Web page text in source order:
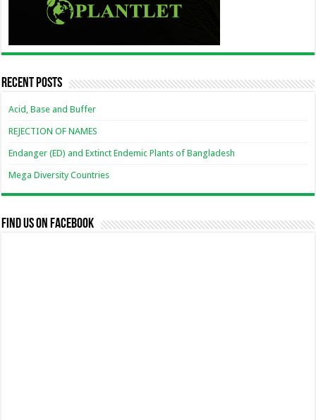
Recent Posts
Acid, Base and Buffer
REJECTION OF NAMES
Endanger (ED) and Extinct Endemic Plants of Bangladesh
Mega Diversity Countries
Find us on Facebook